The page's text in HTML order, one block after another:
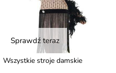
Sprawdź teraz
Wszystkie stroje damskie